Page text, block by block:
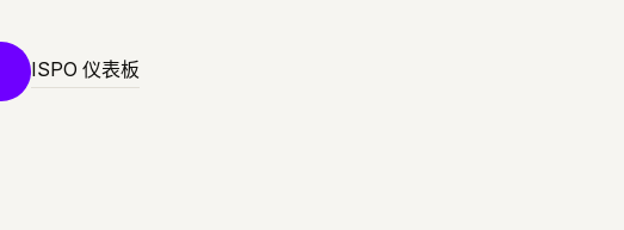
ISPO 仪表板